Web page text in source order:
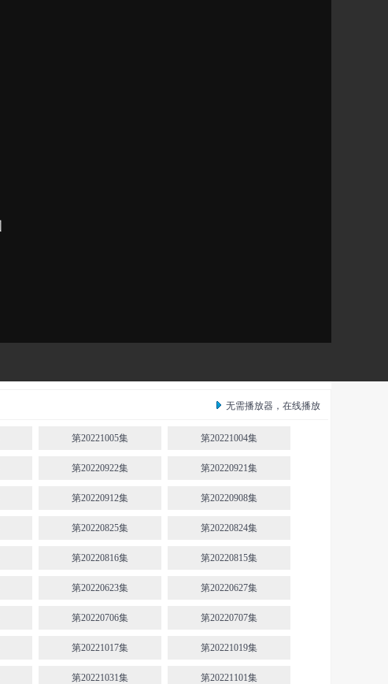
无需播放器，在线播放
第20221005集 第20221004集
第20220922集 第20220921集
第20220912集 第20220908集
第20220825集 第20220824集
第20220816集 第20220815集
第20220623集 第20220627集
第20220706集 第20220707集
第20221017集 第20221019集
第20221031集 第20221101集